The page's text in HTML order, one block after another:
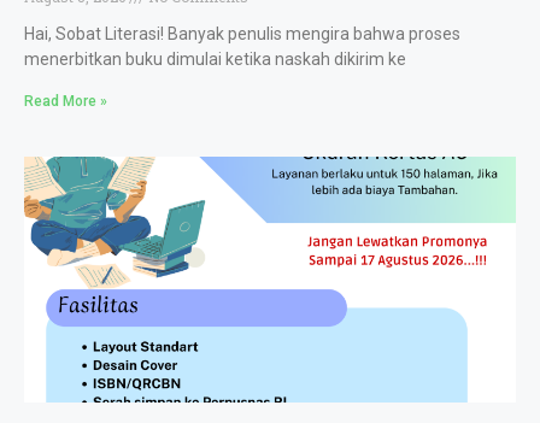
Hai, Sobat Literasi! Banyak penulis mengira bahwa proses
menerbitkan buku dimulai ketika naskah dikirim ke
Read More »